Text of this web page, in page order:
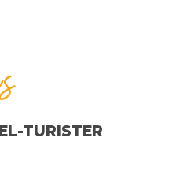
TURISTER